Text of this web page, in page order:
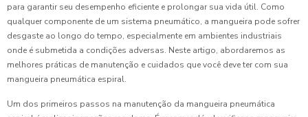
para garantir seu desempenho eficiente e prolongar sua vida útil. Como
qualquer componente de um sistema pneumático, a mangueira pode sofrer
desgaste ao longo do tempo, especialmente em ambientes industriais
onde é submetida a condições adversas. Neste artigo, abordaremos as
melhores práticas de manutenção e cuidados que você deve ter com sua
mangueira pneumática espiral.
Um dos primeiros passos na manutenção da mangueira pneumática